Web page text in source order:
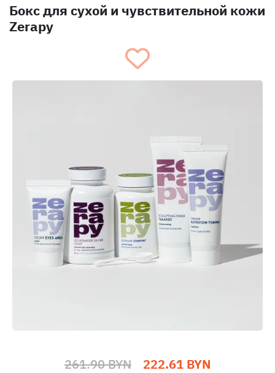
Бокс для сухой и чувствительной кожи
Zerapy
261.90 BYN 222.61 BYN